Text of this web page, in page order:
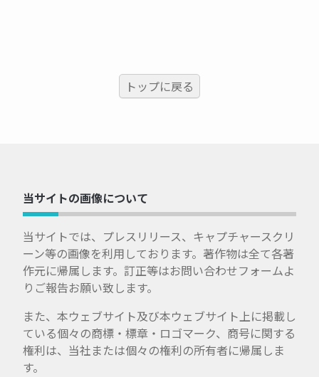
トップに戻る
当サイトの画像について
当サイトでは、プレスリリース、キャプチャースクリ
ーン等の画像を利用しております。著作物は全て各著
作元に帰属します。訂正等はお問い合わせフォームよ
りご報告お願い致します。
また、本ウェブサイト及び本ウェブサイト上に掲載し
ている個々の商標・標章・ロゴマーク、商号に関する
権利は、当社または個々の権利の所有者に帰属しま
す。